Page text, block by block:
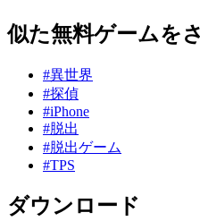
似た無料ゲームを
#異世界
#探偵
#iPhone
#脱出
#脱出ゲーム
#TPS
ダウンロード